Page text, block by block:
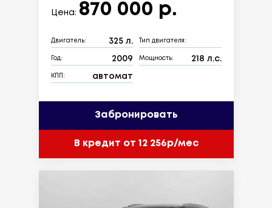
Цена: 870 000 р.
Двигатель: 325 л. Тип двигателя:
Год: 2009 Мощность: 218 л.с.
КПП: автомат
Забронировать
В кредит от 12 256р/мес